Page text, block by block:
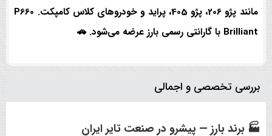
مانند پژو 206، پژو 405، پراید و خودروهای کلاس کامپکت. P660
Brilliant با
گارانتی رسمی بارز عرضه می‌شود. 🚗
بررسی تخصصی و اجمالی
🏭 برند بارز — پیشرو در صنعت تایر ایران